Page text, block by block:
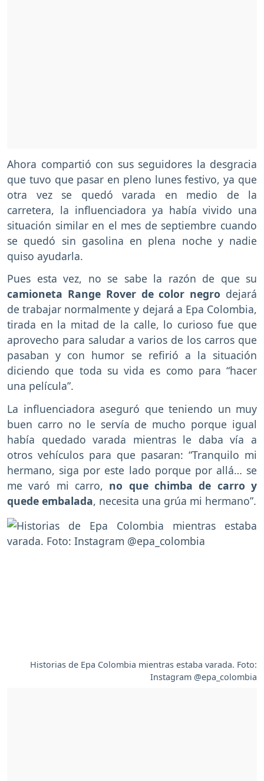
Ahora compartió con sus seguidores la desgracia
que tuvo que pasar en pleno lunes festivo, ya que
otra vez se quedó varada en medio de la
carretera, la influenciadora ya había vivido una
situación similar en el mes de septiembre cuando
se quedó sin gasolina en plena noche y nadie
quiso ayudarla.
Pues esta vez, no se sabe la razón de que su
camioneta Range Rover de color negro dejará
de trabajar normalmente y dejará a Epa Colombia,
tirada en la mitad de la calle, lo curioso fue que
aprovecho para saludar a varios de los carros que
pasaban y con humor se refirió a la situación
diciendo que toda su vida es como para “hacer
una película”.
La influenciadora aseguró que teniendo un muy
buen carro no le servía de mucho porque igual
había quedado varada mientras le daba vía a
otros vehículos para que pasaran: “Tranquilo mi
hermano, siga por este lado porque por allá… se
me varó mi carro, no que chimba de carro y
quede embalada, necesita una grúa mi hermano”.
Historias de Epa Colombia mientras estaba varada. Foto:
Instagram @epa_colombia